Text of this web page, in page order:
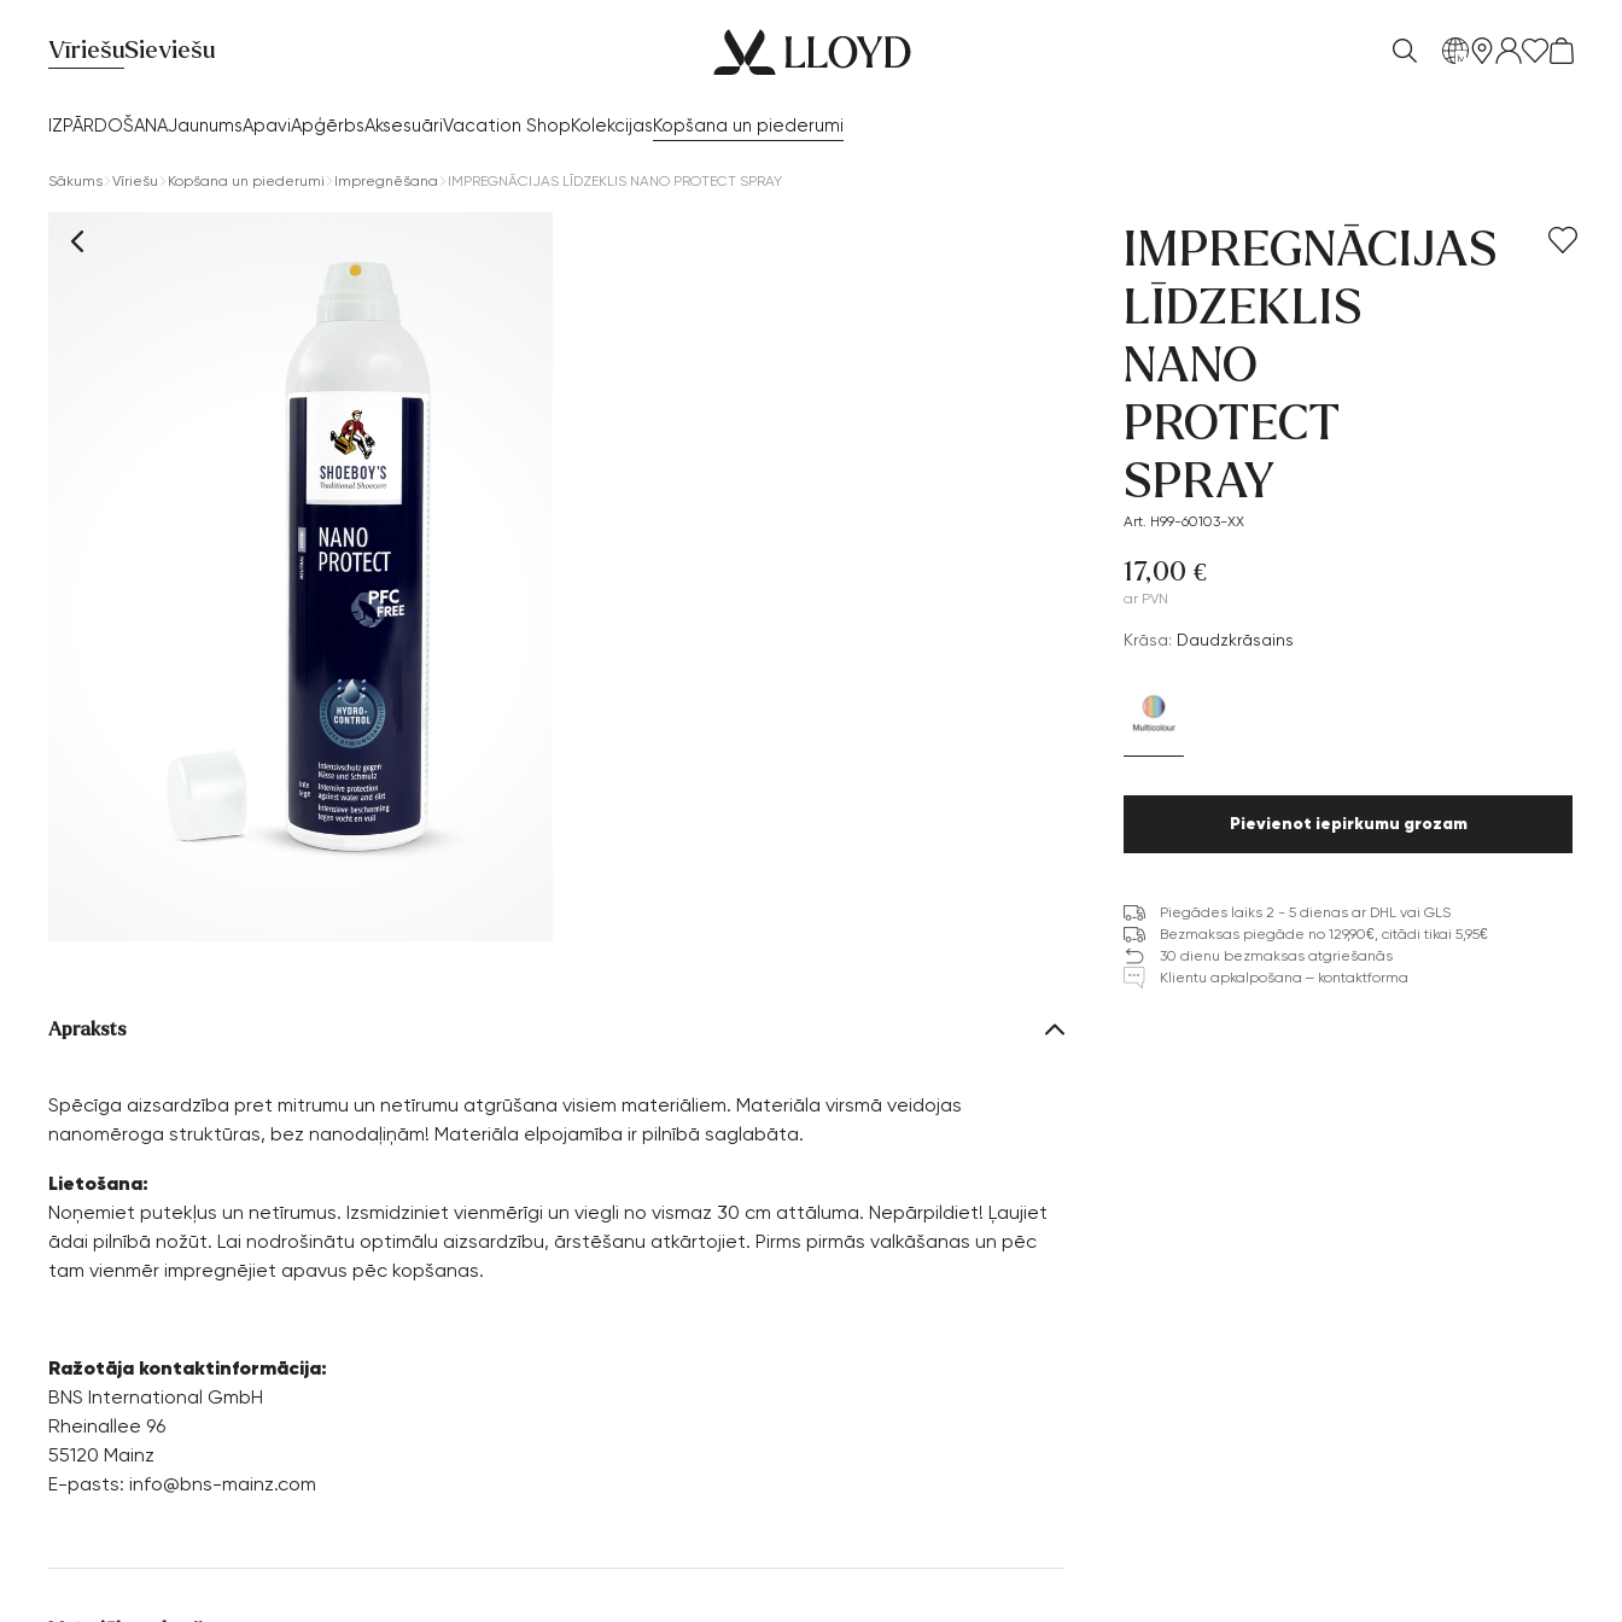
Vīriešu
IZPĀRDOŠANAJaunumsApaviApģērbsAksesuāriVacation ShopKolekcijasKopšana un piederumi
Sieviešu lv
Sākums Vīriešu Kopšana un piederumi Impregnēšana IMPREGNĀCIJAS LĪDZEKLIS NANO PROTECT SPRAY
Apraksts
Spēcīga aizsardzība pret mitrumu un netīrumu atgrūšana visiem materiāliem. Materiāla virsmā veidojas
nanomēroga struktūras, bez nanodaļiņām! Materiāla elpojamība ir pilnībā saglabāta.
Lietošana:
Noņemiet putekļus un netīrumus. Izsmidziniet vienmērīgi un viegli no vismaz 30 cm attāluma. Nepārpildiet! Ļaujiet
ādai pilnībā nožūt. Lai nodrošinātu optimālu aizsardzību, ārstēšanu atkārtojiet. Pirms pirmās valkāšanas un pēc
tam vienmēr impregnējiet apavus pēc kopšanas.
Ražotāja kontaktinformācija:
BNS International GmbH
Rheinallee 96
55120 Mainz
E-pasts: info@bns-mainz.com
IMPREGNĀCIJAS
LĪDZEKLIS
NANO
PROTECT
SPRAY
Art. H99-60103-XX
17,00 €
ar PVN
Krāsa: Daudzkrāsains
Pievienot iepirkumu grozam
Piegādes laiks 2 - 5 dienas ar DHL vai GLS
Bezmaksas piegāde no 129,90€, citādi tikai 5,95€
30 dienu bezmaksas atgriešanās
Klientu apkalpošana – kontaktforma